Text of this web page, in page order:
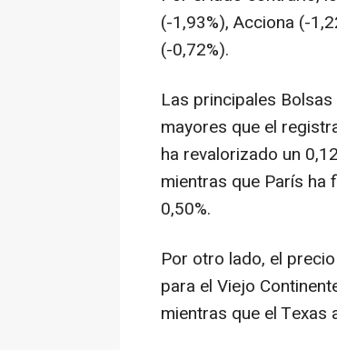
(-1,93%), Acciona (-
(-0,72%).
Las principales
mayores que el
ha revalorizado un
mientras que París ha
0,50%.
Por otro lado, el
para el Viejo
mientras que el Texas